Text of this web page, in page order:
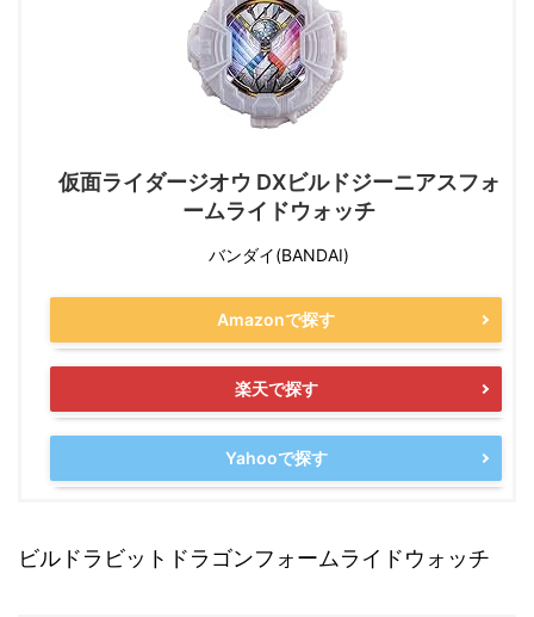
仮面ライダージオウ DXビルドジーニアスフォ
ームライドウォッチ
バンダイ(BANDAI)
Amazonで探す
楽天で探す
Yahooで探す
ビルドラビットドラゴンフォームライドウォッチ